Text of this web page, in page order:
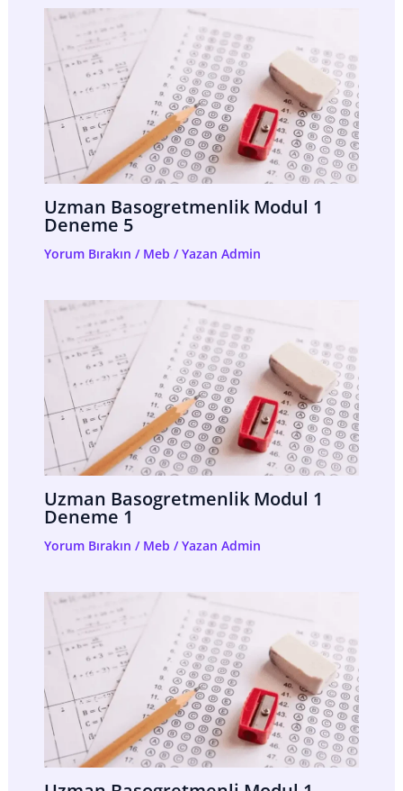
Uzman Basogretmenlik Modul 1
Deneme 5
Yorum Bırakın / Meb / Yazan Admin
Uzman Basogretmenlik Modul 1
Deneme 1
Yorum Bırakın / Meb / Yazan Admin